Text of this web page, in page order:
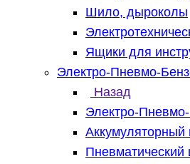
Шило, дыроколы
Ящики для
Электро-Пневмо-
Назад
Электро-
Аккумуляторный
Пневматический